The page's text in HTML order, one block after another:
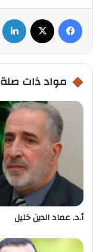
فيسبوك
مواد ذات صلة
أ.د. عماد الدين خليل